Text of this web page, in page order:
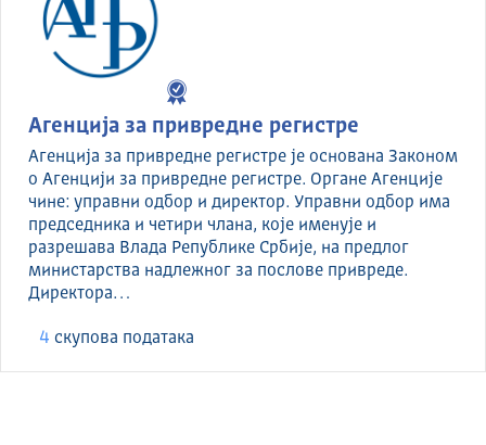
Агенција за привредне регистре
Агенција за привредне регистре је основана Законом
о Агенцији за привредне регистре. Органе Агенције
чине: управни одбор и директор. Управни одбор има
председника и четири члана, које именује и
разрешава Влада Републике Србије, на предлог
министарства надлежног за послове привреде.
Директора…
4 скуповa података